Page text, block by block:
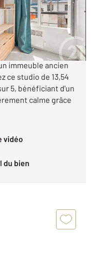
à vendre
à proximité du
immeuble ancien
ce studio de 13,54
5, bénéficiant d'un
calme grâce
vidéo
du bien